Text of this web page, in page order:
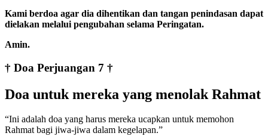
Kami berdoa agar dia dihentikan dan tangan penindasan dapat
dielakan melalui pengubahan selama Peringatan.
Amin.
† Doa Perjuangan 7 †
Doa untuk mereka yang menolak Rahmat
“Ini adalah doa yang harus mereka ucapkan untuk memohon
Rahmat bagi jiwa-jiwa dalam kegelapan.”